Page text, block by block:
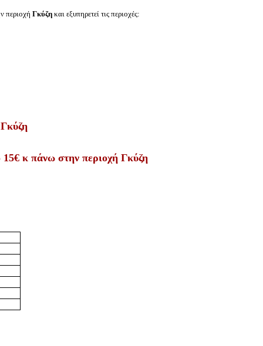
περιοχή Γκύζη και εξυπηρετεί τις περιοχές:
κ πάνω στην περιοχή Γκύζη